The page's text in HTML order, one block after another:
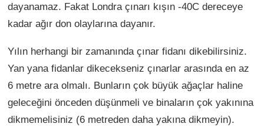
dayanamaz. Fakat Londra çınarı kışın -40C dereceye
kadar ağır don olaylarına dayanır.
Yılın herhangi bir zamanında çınar fidanı dikebilirsiniz.
Yan yana fidanlar dikecekseniz çınarlar arasında en az
6 metre ara olmalı. Bunların çok büyük ağaçlar haline
geleceğini önceden düşünmeli ve binaların çok yakınına
dikmemelisiniz (6 metreden daha yakına dikmeyin).